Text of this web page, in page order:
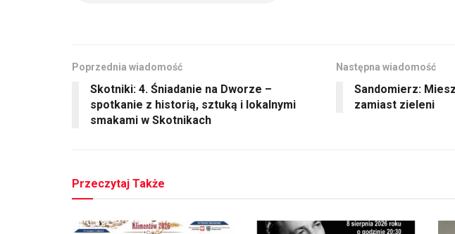
Poprzednia wiadomość
Skotniki: 4. Śniadanie na Dworze –
spotkanie z historią, sztuką i lokalnymi
smakami w Skotnikach
Następna wiadomość
Sandomierz:
zamiast zieleni
Przeczytaj Także